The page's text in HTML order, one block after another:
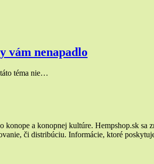
vám nenapadlo
téma nie…
a konopnej kultúre. Hempshop.sk
či distribúciu. Informácie, ktoré